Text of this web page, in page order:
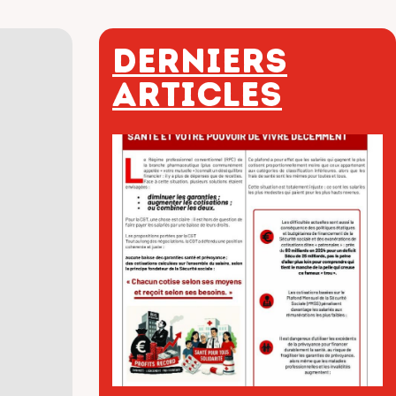
Derniers
articles